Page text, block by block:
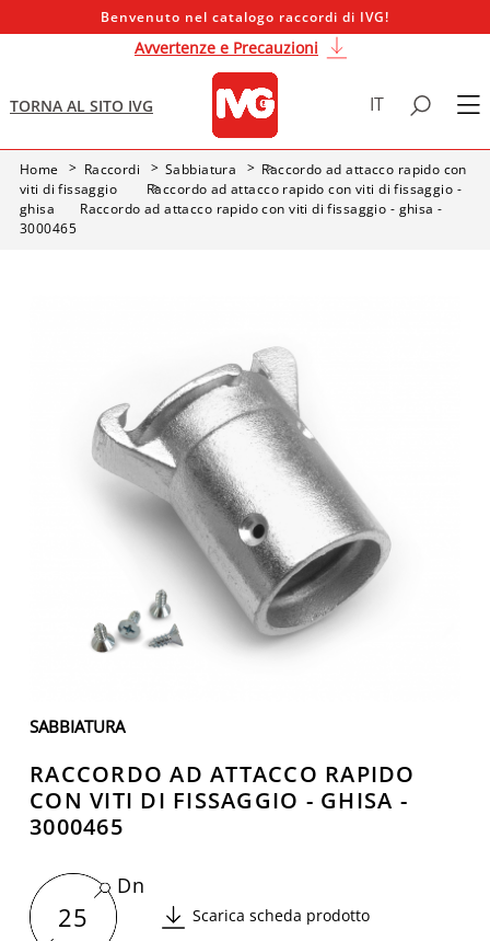
Benvenuto nel catalogo raccordi di IVG!
Avvertenze e Precauzioni
TORNA AL SITO IVG IT
Home Raccordi Sabbiatura
Raccordo ad attacco rapido con
viti di fissaggio
Raccordo ad attacco rapido con viti di fissaggio -
ghisa
Raccordo ad attacco rapido con viti di fissaggio - ghisa -
3000465
SABBIATURA
RACCORDO AD ATTACCO RAPIDO
CON VITI DI FISSAGGIO - GHISA -
3000465
25
Dn
Scarica scheda prodotto